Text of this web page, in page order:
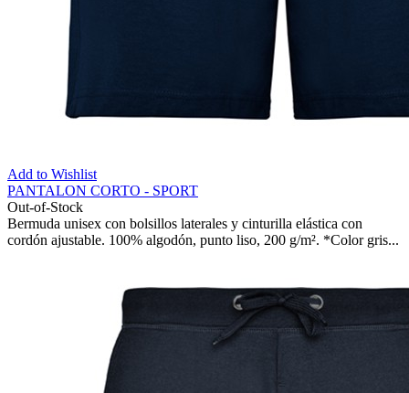
Add to Wishlist
PANTALON CORTO - SPORT
Out-of-Stock
Bermuda unisex con bolsillos laterales y cinturilla elástica con
cordón ajustable. 100% algodón, punto liso, 200 g/m². *Color gris...